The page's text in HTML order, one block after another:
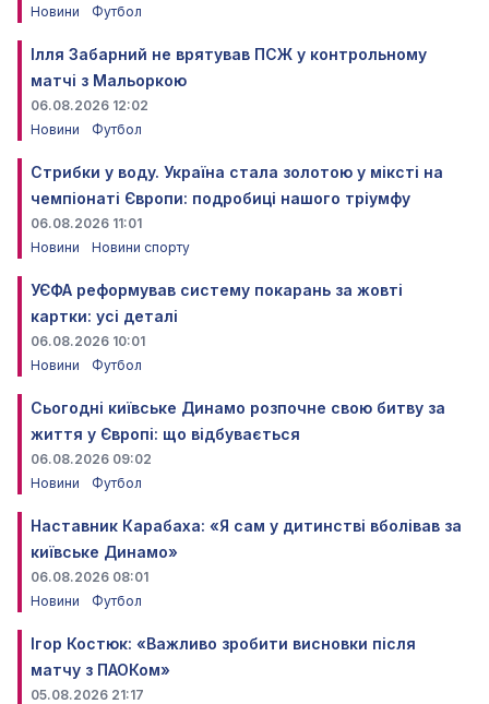
Новини
Футбол
Ілля Забарний не врятував ПСЖ у контрольному
матчі з Мальоркою
06.08.2026 12:02
Новини
Футбол
Стрибки у воду. Україна стала золотою у міксті на
чемпіонаті Європи: подробиці нашого тріумфу
06.08.2026 11:01
Новини
Новини спорту
УЄФА реформував систему покарань за жовті
картки: усі деталі
06.08.2026 10:01
Новини
Футбол
Сьогодні київське Динамо розпочне свою битву за
життя у Європі: що відбувається
06.08.2026 09:02
Новини
Футбол
Наставник Карабаха: «Я сам у дитинстві вболівав за
київське Динамо»
06.08.2026 08:01
Новини
Футбол
Ігор Костюк: «Важливо зробити висновки після
матчу з ПАОКом»
05.08.2026 21:17